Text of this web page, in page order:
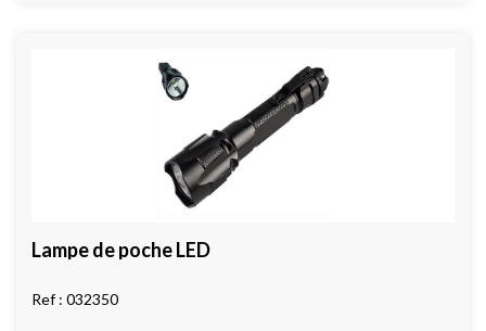
Lampe de poche LED
032350